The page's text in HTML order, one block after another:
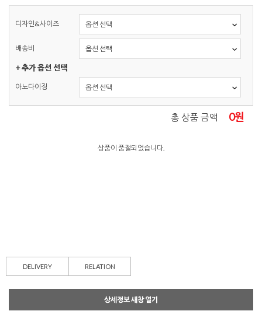
디자인&사이즈
배송비
+ 추가 옵션 선택
아노다이징
총 상품 금액 0원
상품이 품절되었습니다.
DELIVERY RELATION
상세정보 새창 열기